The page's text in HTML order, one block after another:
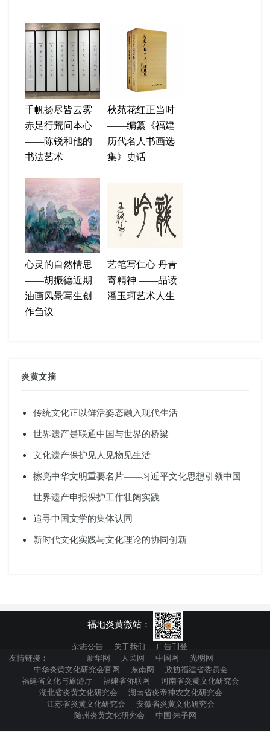
千帆扬尽皆云雾
赤足行荒问本心
——陈锐和他的
书法艺术
秋苑花红正当时
——编纂《福建
历代名人书画选
集》史话
心灵的自然情思
——胡振德近期
油画风景写生创
作刍议
艺笔写仁心 丹青
寄精神 ——品读
潘玉珂艺术人生
炎黄文摘
传统文化正以鲜活姿态融入现代生活
世界遗产是联通中国与世界的桥梁
文化遗产保护见人见物见生活
擦亮中华文明重要名片——习近平文化思想引领中国
世界遗产申报保护工作壮阔实践
追寻中国文学的集体认同
新时代文化实践与文化理论的协同创新
福地炎黄微站：
杂志公告 关于我们
广告刊登
友情链接：
新华网 人民网 中国网
光明网
中华炎黄文化研究会官网
东南网
政协福建省委员会
福建省文化与旅游厅
福建省侨联网
河南省炎黄文化研究会
湖北省炎黄文化研究会
湖南省炎帝神农文化研究会
江苏省炎黄文化研究会
安徽省炎黄文化研究会
随州炎黄文化研究会
中国·朱子网